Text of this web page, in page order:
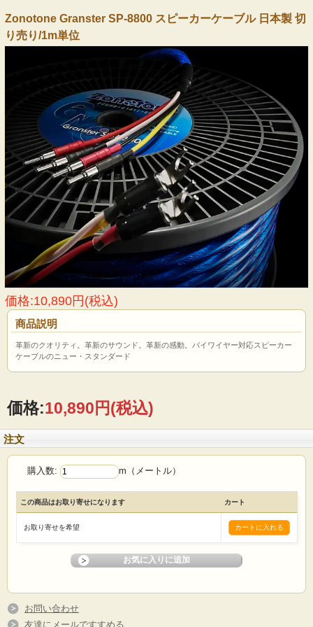
Zonotone Granster SP-8800 スピーカーケーブル 日本製 切
り売り/1m単位
価格:10,890円(税込)
商品説明
革新のクオリティ。革新のサウンド。革新の感動。バイワイヤー対応スピーカー
ケーブルのニュー・スタンダード
価格:10,890円(税込)
注文
購入数: m（メートル）
この商品はお取り寄せになります カート
お取り寄せを希望
お問い合わせ
友達にメールですすめる